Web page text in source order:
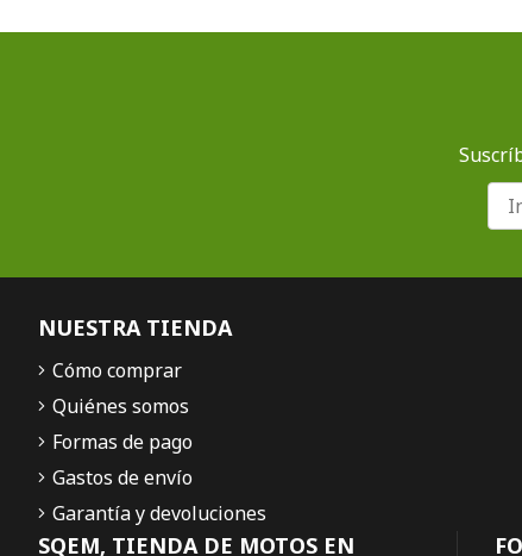
SQEM, TIENDA DE MOTOS EN
NUESTRA TIENDA
Cómo comprar
Quiénes somos
Formas de pago
Gastos de envío
Garantía y devoluciones